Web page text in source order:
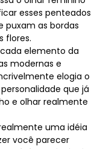
esses penteados
puxam as bordas
flores.
elemento da
modernas e
elogia o
que já
e olhar realmente
uma idéia
você parecer